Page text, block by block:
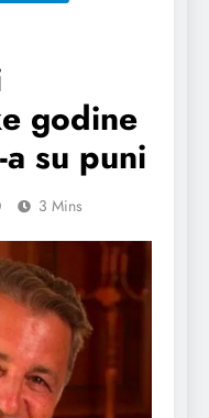
godine
su puni
3 Mins